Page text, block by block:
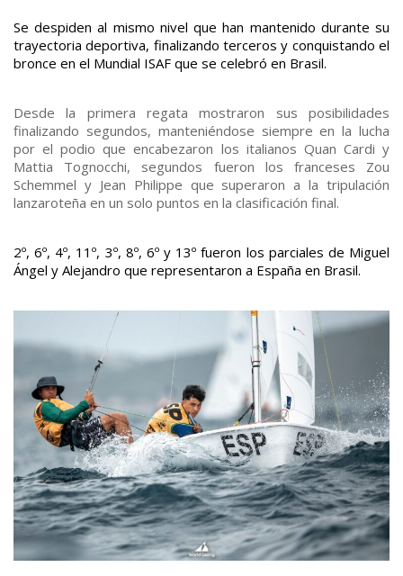
Se despiden al mismo nivel que han mantenido durante su
trayectoria deportiva, finalizando terceros y conquistando el
bronce en el Mundial ISAF que se celebró en Brasil.
Desde la primera regata mostraron sus posibilidades
finalizando segundos, manteniéndose siempre en la lucha
por el podio que encabezaron los italianos Quan Cardi y
Mattia Tognocchi, segundos fueron los franceses Zou
Schemmel y Jean Philippe que superaron a la tripulación
lanzaroteña en un solo puntos en la clasificación final.
2º, 6º, 4º, 11º, 3º, 8º, 6º y 13º fueron los parciales de Miguel
Ángel y Alejandro que representaron a España en Brasil.